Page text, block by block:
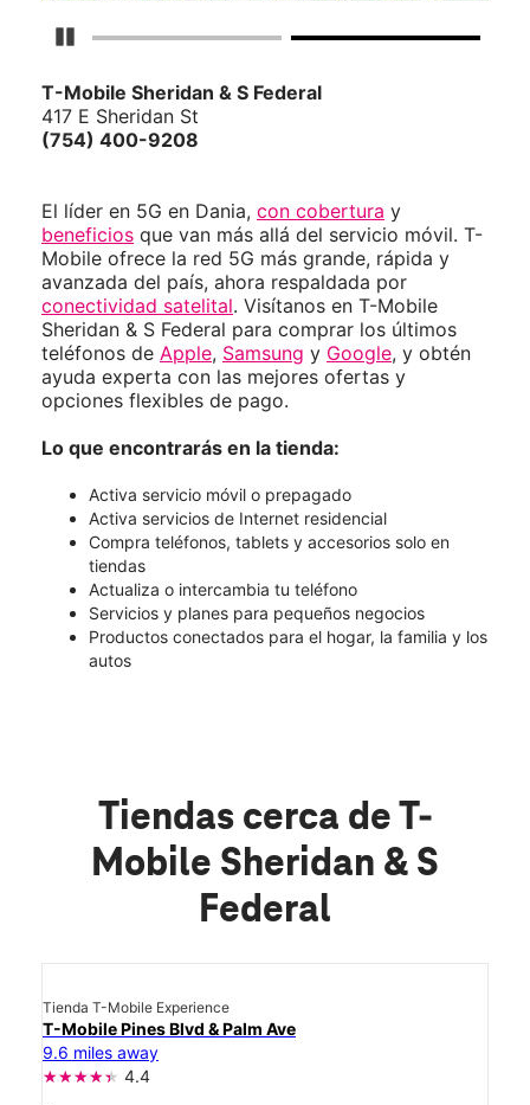
Detener carrusel
T-Mobile Sheridan & S Federal
417 E Sheridan St
(754) 400-9208
El líder en 5G en Dania, con cobertura y
beneficios que van más allá del servicio móvil. T-
Mobile ofrece la red 5G más grande, rápida y
avanzada del país, ahora respaldada por
conectividad satelital. Visítanos en T-Mobile
Sheridan & S Federal para comprar los últimos
teléfonos de Apple, Samsung y Google, y obtén
ayuda experta con las mejores ofertas y
opciones flexibles de pago.
Lo que encontrarás en la tienda:
Activa servicio móvil o prepagado
Activa servicios de Internet residencial
Compra teléfonos, tablets y accesorios solo en
tiendas
Actualiza o intercambia tu teléfono
Servicios y planes para pequeños negocios
Productos conectados para el hogar, la familia y los
autos
Tiendas cerca de T-
Mobile Sheridan & S
Federal
Tienda T-Mobile Experience
T-Mobile Pines Blvd & Palm Ave
9.6 miles away
4.4